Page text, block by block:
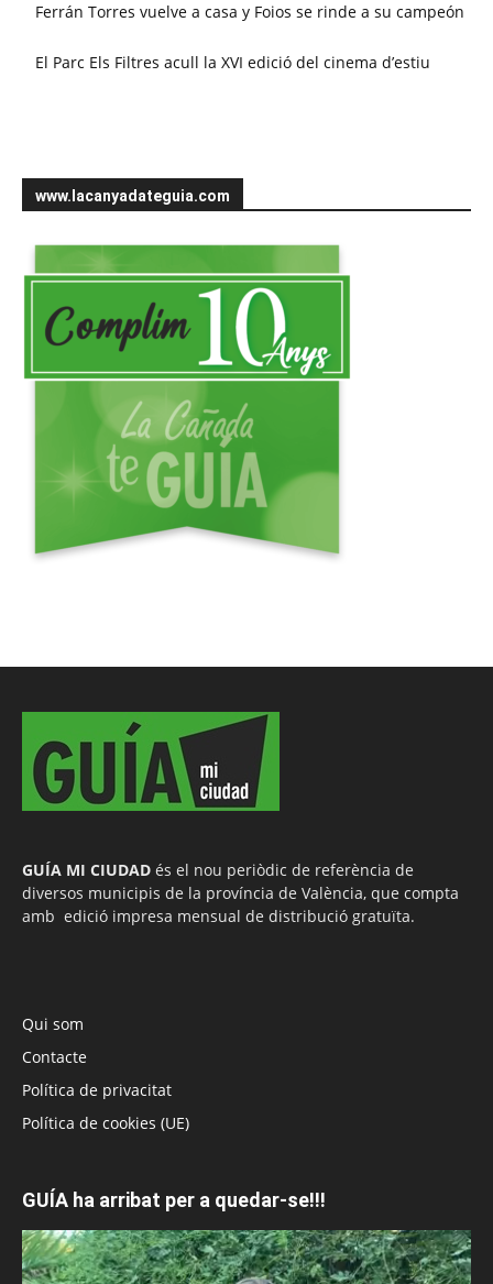
Ferrán Torres vuelve a casa y Foios se rinde a su campeón
El Parc Els Filtres acull la XVI edició del cinema d’estiu
www.lacanyadateguia.com
GUÍA MI CIUDAD és el nou periòdic de referència de
diversos municipis de la província de València, que compta
amb edició impresa mensual de distribució gratuïta.
Qui som
Contacte
Política de privacitat
Política de cookies (UE)
GUÍA ha arribat per a quedar-se!!!
Reproductor
de